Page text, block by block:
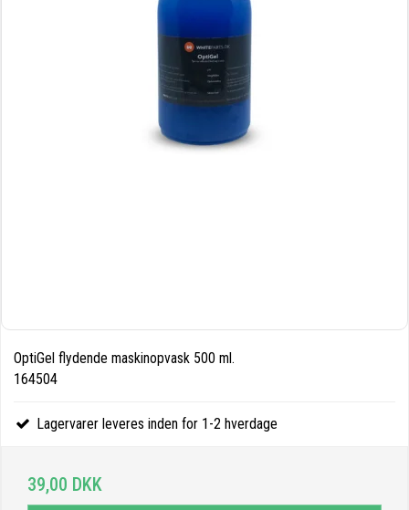
OptiGel flydende maskinopvask 500 ml.
164504
Lagervarer leveres inden for 1-2 hverdage
39,00 DKK